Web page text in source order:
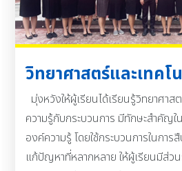
วิทยาศาสตร์และเทคโ
มุ่งหวังให้ผู้เรียนได้เรียนรู้วิทยาศาส
ความรู้กับกระบวนการ มีทักษะสำคัญใ
องค์ความรู้ โดยใช้กระบวนการในการ
แก้ปัญหาที่หลากหลาย ให้ผู้เรียนมีส่ว